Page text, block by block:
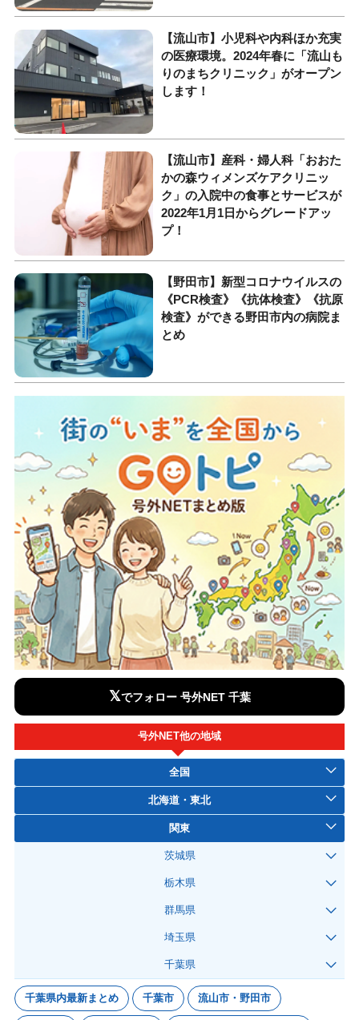
【流山市】小児科や内科ほか充実
の医療環境。2024年春に「流山も
りのまちクリニック」がオープン
します！
【流山市】産科・婦人科「おおた
かの森ウィメンズケアクリニッ
ク」の入院中の食事とサービスが
2022年1月1日からグレードアッ
プ！
【野田市】新型コロナウイルスの
《PCR検査》《抗体検査》《抗原
検査》ができる野田市内の病院ま
とめ
𝕏でフォロー 号外NET 千葉
号外NET他の地域
全国
北海道・東北
関東
茨城県
栃木県
群馬県
埼玉県
千葉県
千葉県内最新まとめ 千葉市 流山市・野田市